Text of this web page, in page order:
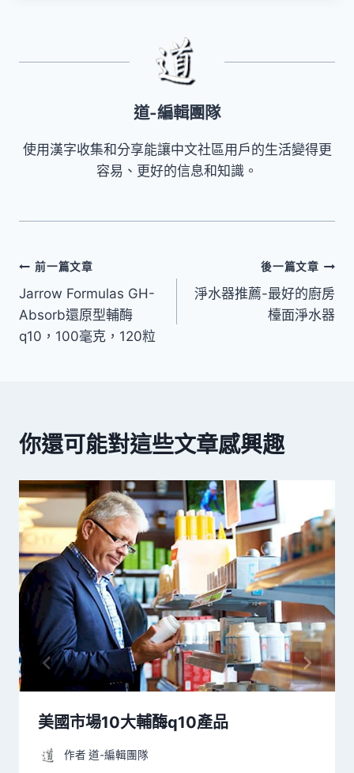
道-編輯團隊
使用漢字收集和分享能讓中文社區用戶的生活變得更
容易、更好的信息和知識。
文
章
導
前一篇文章
Jarrow Formulas GH-
Absorb還原型輔酶
q10，100毫克，120粒
後一篇文章
淨水器推薦-最好的廚房
檯面淨水器
你還可能對這些文章感興趣
美國市場10大輔酶q10產品
作者 道-編輯團隊